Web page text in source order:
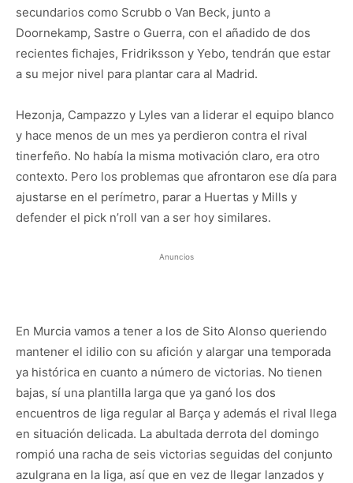
secundarios como Scrubb o Van Beck, junto a
Doornekamp, Sastre o Guerra, con el añadido de dos
recientes fichajes, Fridriksson y Yebo, tendrán que estar
a su mejor nivel para plantar cara al Madrid.
Hezonja, Campazzo y Lyles van a liderar el equipo blanco
y hace menos de un mes ya perdieron contra el rival
tinerfeño. No había la misma motivación claro, era otro
contexto. Pero los problemas que afrontaron ese día para
ajustarse en el perímetro, parar a Huertas y Mills y
defender el pick n’roll van a ser hoy similares.
Anuncios
En Murcia vamos a tener a los de Sito Alonso queriendo
mantener el idilio con su afición y alargar una temporada
ya histórica en cuanto a número de victorias. No tienen
bajas, sí una plantilla larga que ya ganó los dos
encuentros de liga regular al Barça y además el rival llega
en situación delicada. La abultada derrota del domingo
rompió una racha de seis victorias seguidas del conjunto
azulgrana en la liga, así que en vez de llegar lanzados y